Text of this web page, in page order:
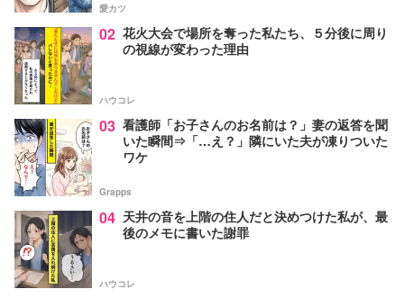
愛カツ
02 花火大会で場所を奪った私たち、５分後に周り
の視線が変わった理由
ハウコレ
03 看護師「お子さんのお名前は？」妻の返答を聞
いた瞬間⇒「…え？」隣にいた夫が凍りついた
ワケ
Grapps
04 天井の音を上階の住人だと決めつけた私が、最
後のメモに書いた謝罪
ハウコレ